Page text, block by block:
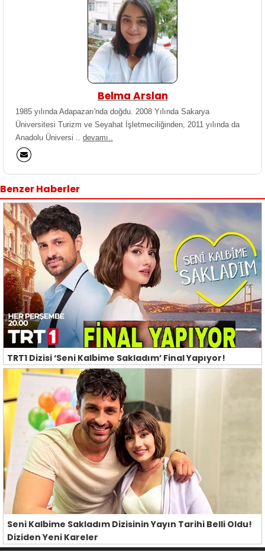
Belma Arslan
1985 yılında Adapazarı'nda doğdu. 2008 Yılında Sakarya
Üniversitesi Turizm ve Seyahat İşletmeciliğinden, 2011 yılında da
Anadolu Üniversi .. devamı..
Benzer Haberler
TRT1 Dizisi ‘Seni Kalbime Sakladım’ Final Yapıyor!
Seni Kalbime Sakladım Dizisinin Yayın Tarihi Belli Oldu!
Diziden Yeni Kareler